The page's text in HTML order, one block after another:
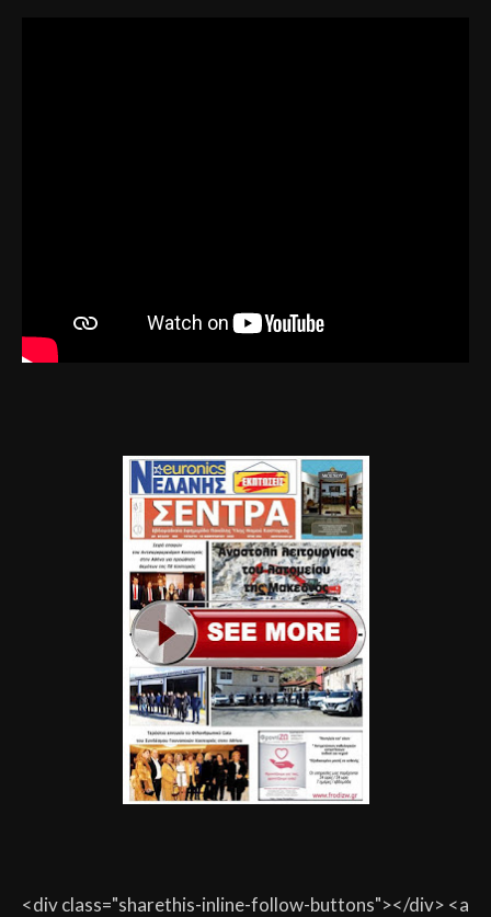
<div class="sharethis-inline-follow-buttons"></div> <a